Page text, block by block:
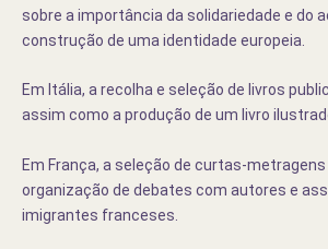
sobre a importância da solidariedade e do
construção de uma identidade europeia.
Em Itália, a recolha e seleção de livros
assim como a produção de um livro
Em França, a seleção de curtas-
organização de debates com autores e
imigrantes franceses.